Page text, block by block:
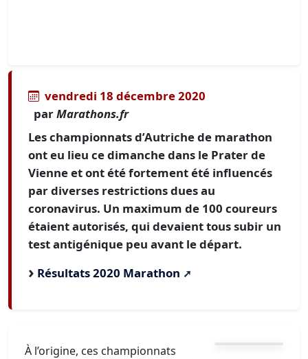
vendredi 18 décembre 2020
parMarathons.fr
Les championnats d’Autriche de marathon
ont eu lieu ce dimanche dans le Prater de
Vienne et ont été fortement été influencés
par diverses restrictions dues au
coronavirus. Un maximum de 100 coureurs
étaient autorisés, qui devaient tous subir un
test antigénique peu avant le départ.
Résultats 2020 Marathon
À l’origine, ces championnats